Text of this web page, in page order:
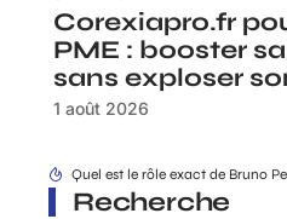
Corexiapro.fr
PME : booster
sans exploser
1 août 2026
Recherche